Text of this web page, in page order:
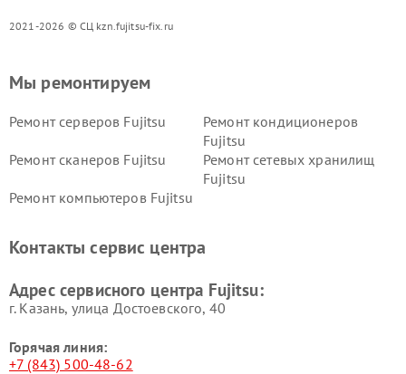
2021-2026 © СЦ kzn.fujitsu-fix.ru
Мы ремонтируем
Ремонт серверов Fujitsu
Ремонт кондиционеров
Fujitsu
Ремонт сканеров Fujitsu
Ремонт сетевых хранилищ
Fujitsu
Ремонт компьютеров Fujitsu
Контакты сервис центра
Адрес сервисного центра Fujitsu:
г. Казань, улица Достоевского, 40
Горячая линия:
+7 (843) 500-48-62